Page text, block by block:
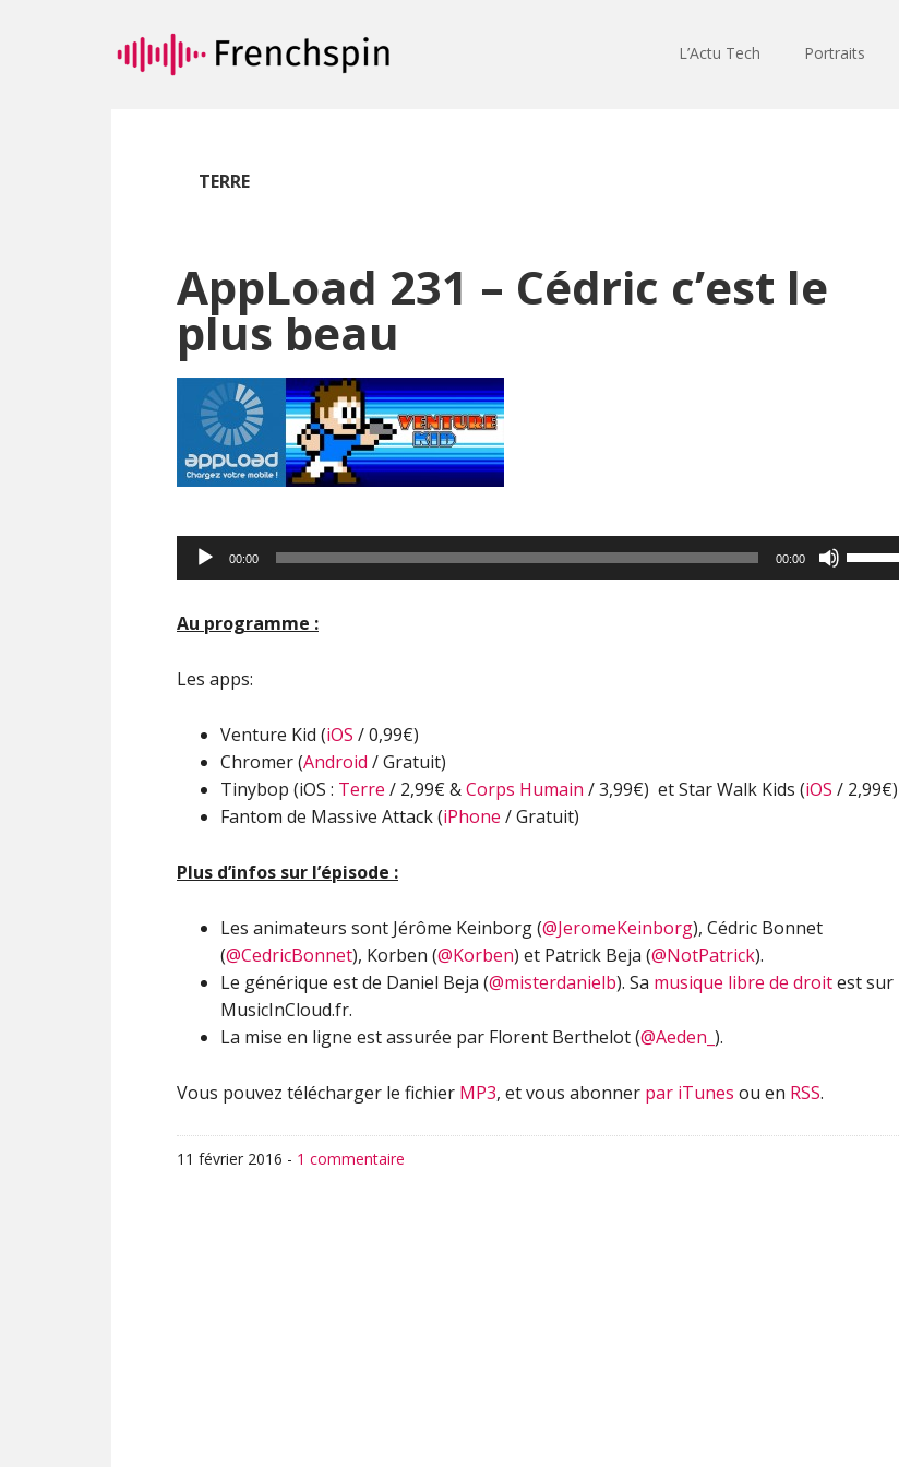
au
contenu
la
L’Actu Tech Portraits
TERRE
AppLoad 231 – Cédric c’est le
plus beau
Lecteur
audio
00:00 00:00
les
volume.
Au programme :
Les apps:
Venture Kid (iOS / 0,99€)
Chromer (Android / Gratuit)
Tinybop (iOS : Terre / 2,99€ &Corps Humain / 3,99€) et Star Walk Kids (iOS / 2,99€)
Fantom de Massive Attack (iPhone / Gratuit)
Plus d’infos sur l’épisode :
Les animateurs sont Jérôme Keinborg (@JeromeKeinborg), Cédric Bonnet
(@CedricBonnet), Korben (@Korben) et Patrick Beja (@NotPatrick).
Le générique est de Daniel Beja (@misterdanielb). Sa musique libre de droitest sur
MusicInCloud.fr.
La mise en ligne est assurée par Florent Berthelot (@Aeden_ ).
Vous pouvez télécharger le fichier MP3, et vous abonner par iTunes ou en RSS.
11 février 2016 - 1 commentaire